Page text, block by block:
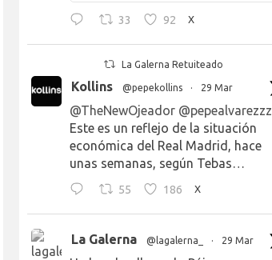
33 92 X
La Galerna Retuiteado
Kollins @pepekollins · 29 Mar
@TheNewOjeador @pepealvarezzz
Este es un reflejo de la situación
económica del Real Madrid, hace
unas semanas, según Tebas…
55 186 X
La Galerna @lagalerna_ · 29 Mar